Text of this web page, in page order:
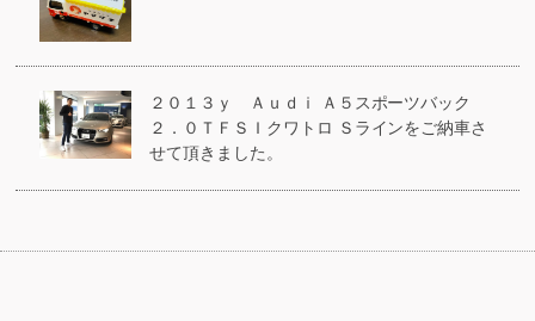
プライバシーポリシー
２０１３ｙ Ａｕｄｉ Ａ５スポーツバック
２．０ＴＦＳＩクワトロ Ｓラインをご納車さ
せて頂きました。